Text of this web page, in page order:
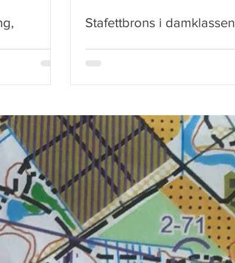
Stafettbrons i damklassen